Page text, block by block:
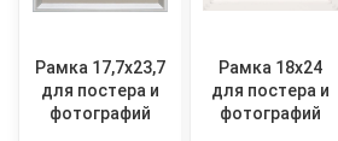
Рамка 17,7x23,7
для постера и
фотографий
Рамка 18x24
для постера и
фотографий